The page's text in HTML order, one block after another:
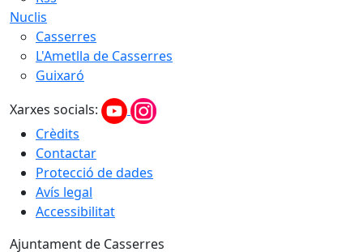
Nuclis
Casserres
L'Ametlla de Casserres
Guixaró
Xarxes socials:
Crèdits
Contactar
Protecció de dades
Avís legal
Accessibilitat
Ajuntament de Casserres